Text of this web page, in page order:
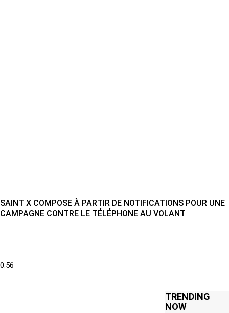
SAINT X COMPOSE À PARTIR DE NOTIFICATIONS POUR UNE
CAMPAGNE CONTRE LE TÉLÉPHONE AU VOLANT
TRENDING
NOW